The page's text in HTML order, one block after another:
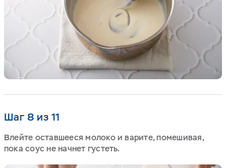
Шаг 8 из 11
Влейте оставшееся молоко и варите, помешивая,
пока соус не начнет густеть.